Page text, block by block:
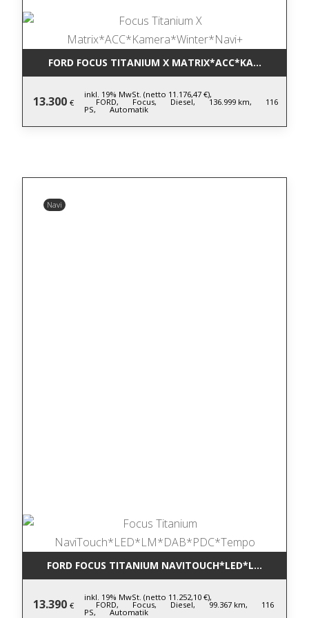
FORD FOCUS TITANIUM X
13.300 €
inkl. 19% MwSt. (netto 11.176,47 €),
FORD, Focus, Diesel, 136.999 km, 116
PS, Automatik
Navi
FORD FOCUS TITANIUM
13.390 €
inkl. 19% MwSt. (netto 11.252,10 €),
FORD, Focus, Diesel, 99.367 km, 116
PS, Automatik